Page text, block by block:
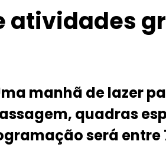
atividades
manhã de lazer
quadras
será entre